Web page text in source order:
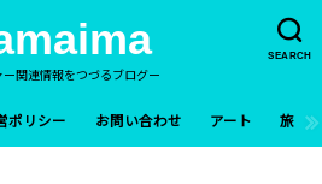
SEARCH
ー関連情報をつづるブログー
ポリシー お問い合わせ アート 旅